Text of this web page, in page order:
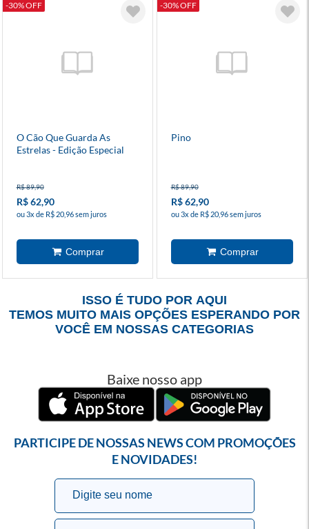
-30% OFF
O Cão Que Guarda As
Estrelas - Edição Especial
R$ 89,90
R$ 62,90
ou 3x de R$ 20,96 sem juros
-30% OFF
Pino
R$ 89,90
R$ 62,90
ou 3x de R$ 20,96 sem juros
ISSO É TUDO POR AQUI
TEMOS MUITO MAIS OPÇÕES ESPERANDO POR
VOCÊ EM NOSSAS CATEGORIAS
Baixe nosso app
PARTICIPE DE NOSSAS NEWS COM PROMOÇÕES
E NOVIDADES!